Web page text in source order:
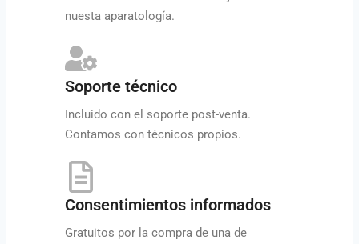
nuesta aparatología.
Soporte técnico
Incluido con el soporte post-venta.
Contamos con técnicos propios.
Consentimientos informados
Gratuitos por la compra de una de